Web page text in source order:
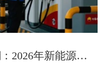
2026年新能源汽